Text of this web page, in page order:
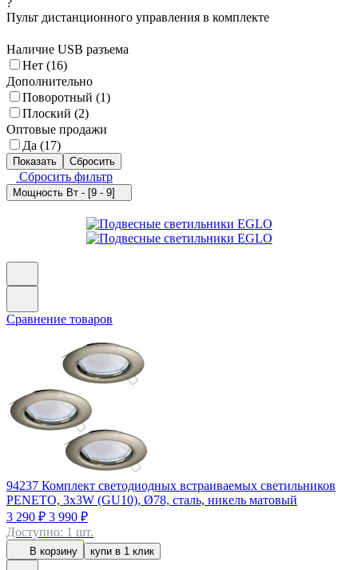
Пульт дистанционного управления в комплекте
Наличие USB разъема
Нет (16)
Дополнительно
Поворотный (1)
Плоский (2)
Оптовые продажи
Да (17)
Сбросить фильтр
Мощность Вт - [9 - 9]
Сравнение товаров
94237 Комплект светодиодных встраиваемых светильников
PENETO, 3x3W (GU10), Ø78, сталь, никель матовый
3 290 ₽ 3 990 ₽
Доступно: 1 шт.
В корзину купи в 1 клик